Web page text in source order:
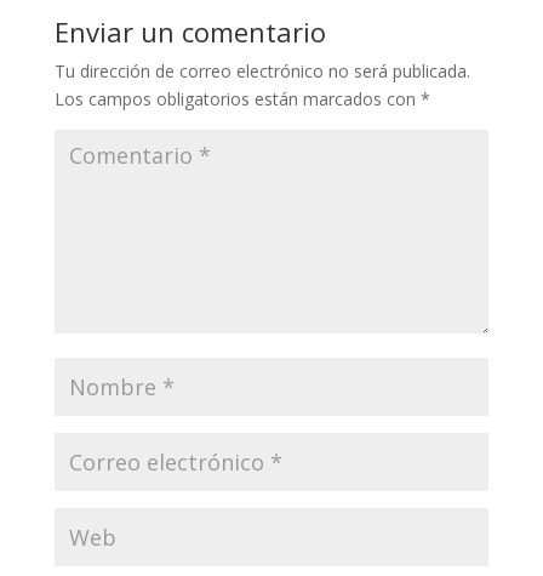
Enviar un comentario
Tu dirección de correo electrónico no será publicada.
Los campos obligatorios están marcados con *